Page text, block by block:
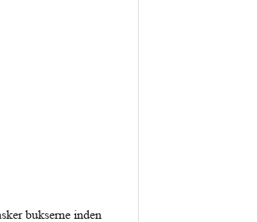
bukserne inden